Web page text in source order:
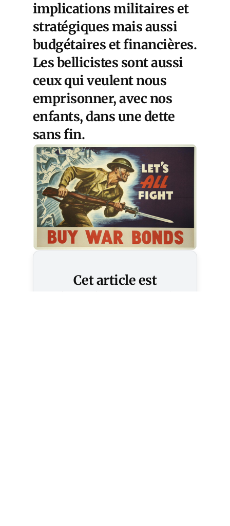
implications militaires et
stratégiques mais aussi
budgétaires et financières.
Les bellicistes sont aussi
ceux qui veulent nous
emprisonner, avec nos
enfants, dans une dette
sans fin.
Cet article est